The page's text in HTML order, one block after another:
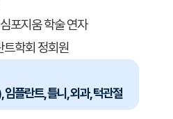
포지움 학술 연자
트학회 정회원
플란트, 틀니, 외과, 턱관절